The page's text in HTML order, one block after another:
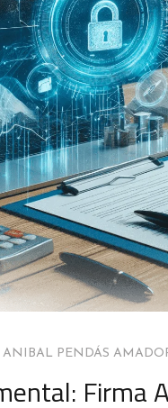
ANIBAL PENDÁS
Firma